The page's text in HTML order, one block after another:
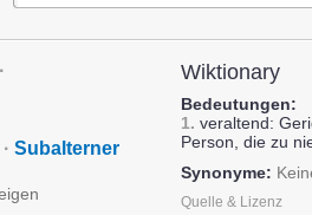
·
· Subalterner
Wiktionary
Bedeutungen:
1. veraltend:
Person, die zu
Synonyme:
Quelle & Lizenz